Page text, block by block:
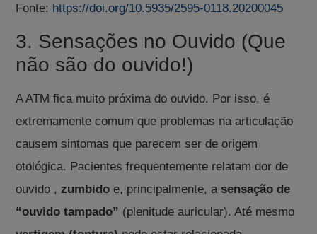
Fonte: https://doi.org/10.5935/2595-0118.20200045
3. Sensações no Ouvido (Que
não são do ouvido!)
A ATM fica muito próxima do ouvido. Por isso, é
extremamente comum que problemas na articulação
causem sintomas que parecem ser de origem
otológica. Pacientes frequentemente relatam dor de
ouvido , zumbidoe, principalmente, a sensação de
“ouvido tampado” (plenitude auricular).Até mesmo